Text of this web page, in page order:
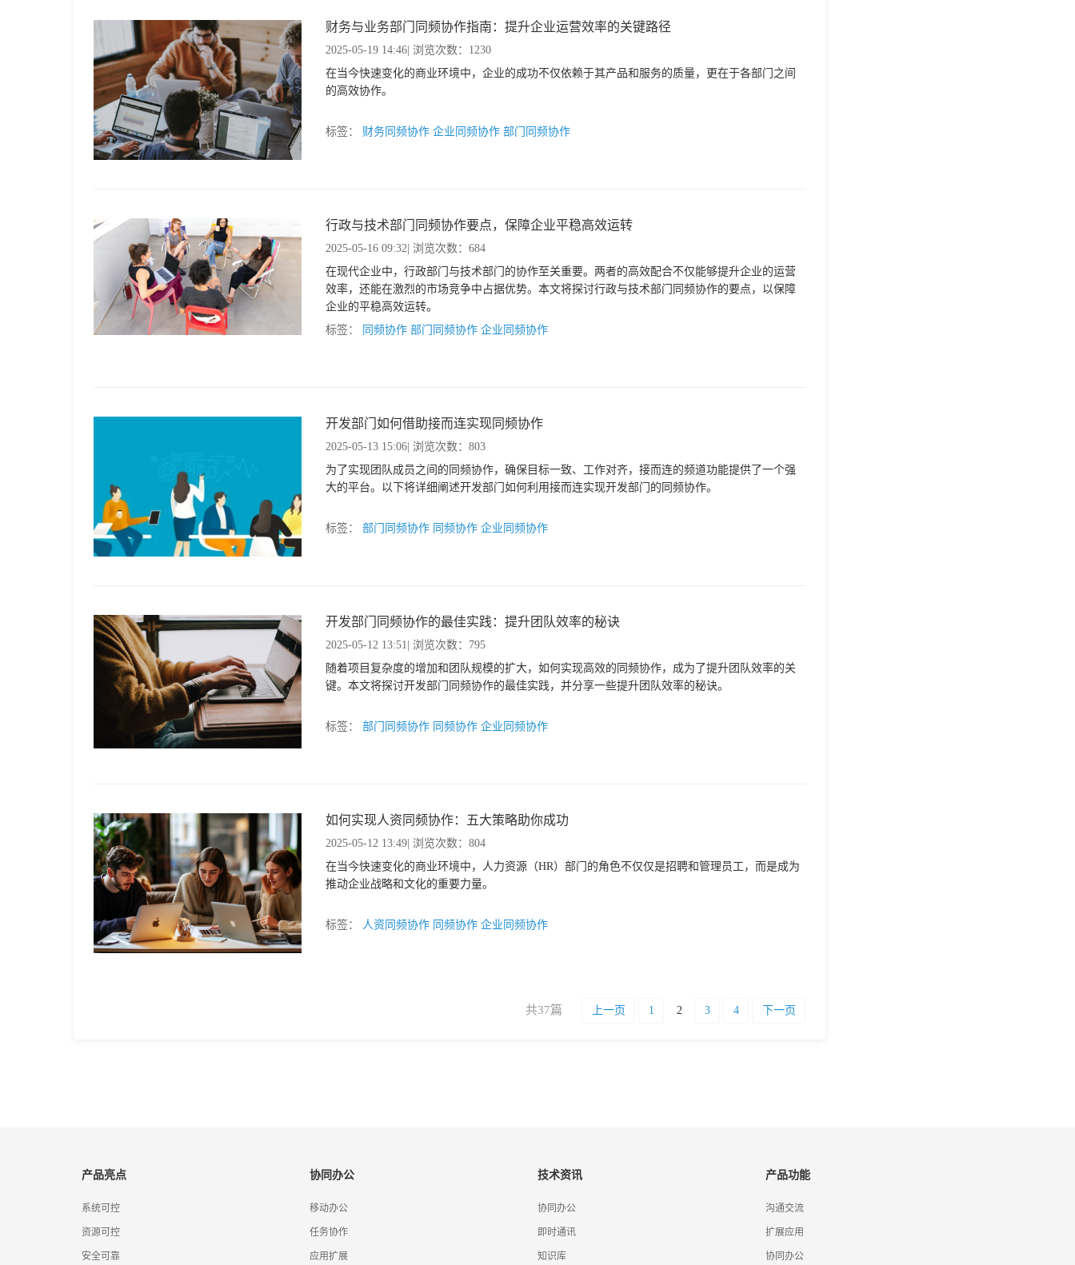
财务与业务部门同频协作指南：提升企业运营效率的关键路径
2025-05-19 14:46 | 浏览次数：1230
在当今快速变化的商业环境中，企业的成功不仅依赖于其产品和服务的质量，更在于各部门之间
的高效协作。
标签： 财务同频协作 企业同频协作 部门同频协作
行政与技术部门同频协作要点，保障企业平稳高效运转
2025-05-16 09:32 | 浏览次数：684
在现代企业中，行政部门与技术部门的协作至关重要。两者的高效配合不仅能够提升企业的运营
效率，还能在激烈的市场竞争中占据优势。本文将探讨行政与技术部门同频协作的要点，以保障
企业的平稳高效运转。
标签：
同频协作 部门同频协作 企业同频协作
开发部门如何借助接而连实现同频协作
2025-05-13 15:06 | 浏览次数：803
为了实现团队成员之间的同频协作，确保目标一致、工作对齐，接而连的频道功能提供了一个强
大的平台。以下将详细阐述开发部门如何利用接而连实现开发部门的同频协作。
标签： 部门同频协作 同频协作 企业同频协作
开发部门同频协作的最佳实践：提升团队效率的秘诀
2025-05-12 13:51 | 浏览次数：795
随着项目复杂度的增加和团队规模的扩大，如何实现高效的同频协作，成为了提升团队效率的关
键。本文将探讨开发部门同频协作的最佳实践，并分享一些提升团队效率的秘诀。
标签： 部门同频协作 同频协作 企业同频协作
如何实现人资同频协作：五大策略助你成功
2025-05-12 13:49 | 浏览次数：804
在当今快速变化的商业环境中，人力资源（HR）部门的角色不仅仅是招聘和管理员工，而是成为
推动企业战略和文化的重要力量。
标签： 人资同频协作 同频协作 企业同频协作
共37篇 上一页 1 2 3 4 下一页
产品亮点
系统可控
资源可控
安全可靠
协同办公
移动办公
任务协作
应用扩展
技术资讯
协同办公
即时通讯
知识库
产品功能
沟通交流
扩展应用
协同办公